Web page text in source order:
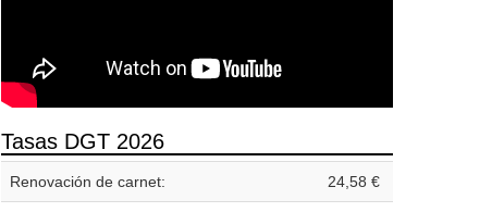
Tasas DGT 2026
Renovación de carnet: 24,58 €